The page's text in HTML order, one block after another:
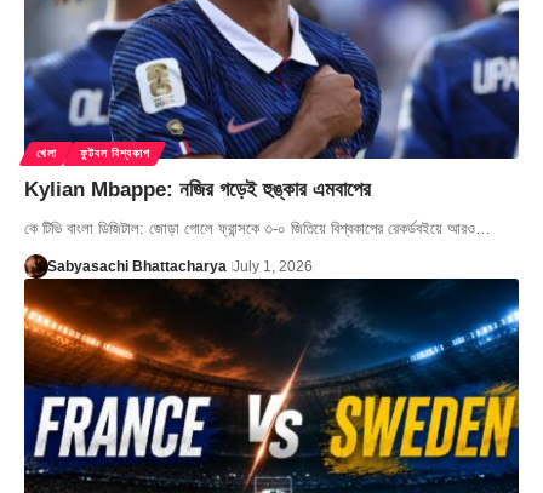
খেলা ফুটবল বিশ্বকাপ
Kylian Mbappe: নজির গড়েই হুঙ্কার এমবাপের
কে টিভি বাংলা ডিজিটাল: জোড়া গোলে ফ্রান্সকে ৩-০ জিতিয়ে বিশ্বকাপের রেকর্ডবইয়ে আরও…
Sabyasachi Bhattacharya July 1, 2026